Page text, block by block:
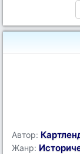
Автор:
Жанр: